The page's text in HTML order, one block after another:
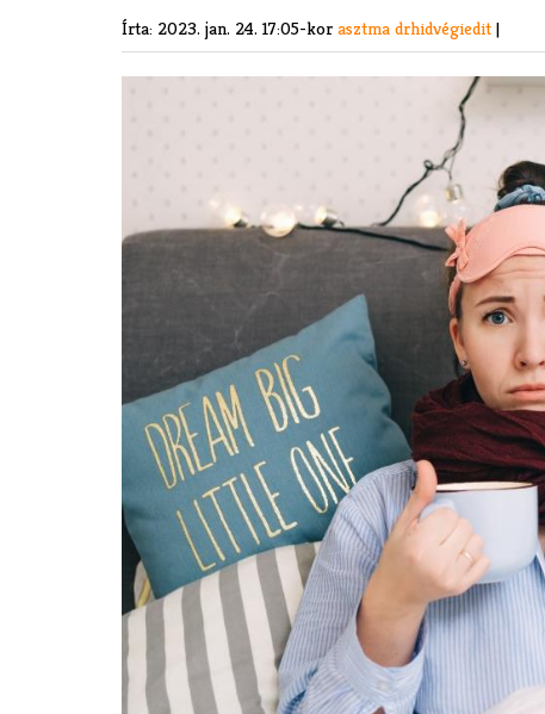
Írta: 2023. jan. 24. 17:05-kor asztma drhidvégiedit |